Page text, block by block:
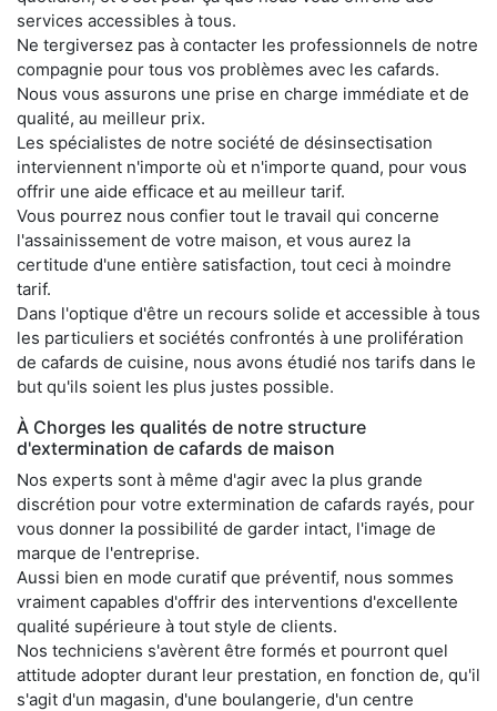
services accessibles à tous.
Ne tergiversez pas à contacter les professionnels de notre
compagnie pour tous vos problèmes avec les cafards.
Nous vous assurons une prise en charge immédiate et de
qualité, au meilleur prix.
Les spécialistes de notre société de désinsectisation
interviennent n'importe où et n'importe quand, pour vous
offrir une aide efficace et au meilleur tarif.
Vous pourrez nous confier tout le travail qui concerne
l'assainissement de votre maison, et vous aurez la
certitude d'une entière satisfaction, tout ceci à moindre
tarif.
Dans l'optique d'être un recours solide et accessible à tous
les particuliers et sociétés confrontés à une prolifération
de cafards de cuisine, nous avons étudié nos tarifs dans le
but qu'ils soient les plus justes possible.
À Chorges les qualités de notre structure
d'extermination de cafards de maison
Nos experts sont à même d'agir avec la plus grande
discrétion pour votre extermination de cafards rayés, pour
vous donner la possibilité de garder intact, l'image de
marque de l'entreprise.
Aussi bien en mode curatif que préventif, nous sommes
vraiment capables d'offrir des interventions d'excellente
qualité supérieure à tout style de clients.
Nos techniciens s'avèrent être formés et pourront quel
attitude adopter durant leur prestation, en fonction de, qu'il
s'agit d'un magasin, d'une boulangerie, d'un centre